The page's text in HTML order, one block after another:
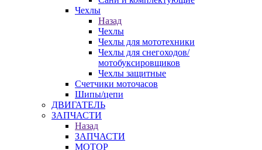
Чехлы
Назад
Чехлы
Чехлы для мототехники
Чехлы для снегоходов/
мотобуксировщиков
Чехлы защитные
Счетчики моточасов
Шипы/цепи
ДВИГАТЕЛЬ
ЗАПЧАСТИ
Назад
ЗАПЧАСТИ
МОТОР